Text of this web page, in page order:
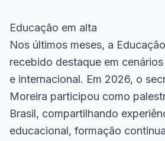
Educação em alta
Nos últimos meses, a
recebido destaque em
e internacional. Em 2026, o
Moreira participou como
Brasil, compartilhando
educacional, formação